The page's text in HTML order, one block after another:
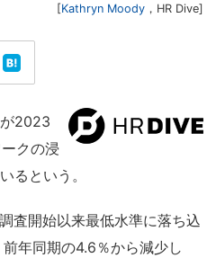
[Kathryn Moody ， HR Dive]
2023
クの浸
るという。
査開始以来最低水準に落ち込
年同期の4.6％から減少し